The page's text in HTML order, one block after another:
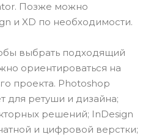
Позже можно
и XD по необходимости.
выбрать подходящий
ориентироваться на
проекта. Photoshop
для ретуши и дизайна;
решений; InDesign
и цифровой верстки;